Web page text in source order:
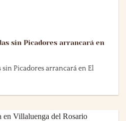
sin Picadores arrancará en
Picadores arrancará en El